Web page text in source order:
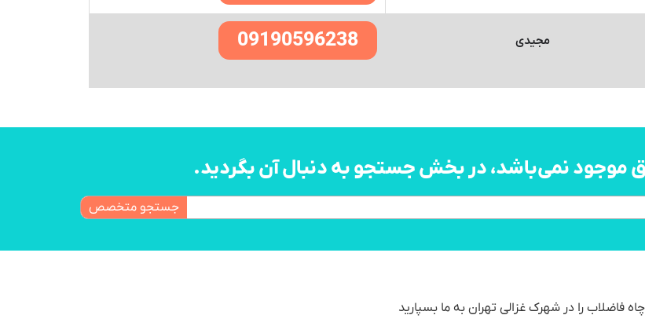
مجیدی 09190596238
موجود نمی‌باشد، در بخش جستجو به دنبال آن بگردید.
جستجو متخصص